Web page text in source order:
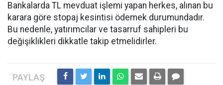
Bankalarda TL mevduat işlemi yapan herkes, alınan bu
karara göre stopaj kesintisi ödemek durumundadır.
Bu nedenle, yatırımcılar ve tasarruf sahipleri bu
değişiklikleri dikkatle takip etmelidirler.